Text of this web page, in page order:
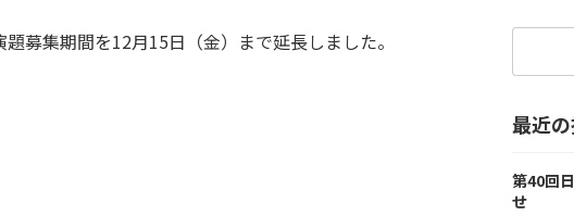
:
題募集期間を12月15日（金）まで延長しました。
最近
第40回
せ